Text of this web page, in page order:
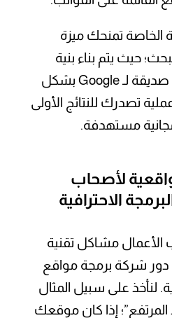
الخاصة تمنحك ميزة
حيث يتم بناء بنية
الموقع البرمجية لتكون صديقة لـ Google بشكل
تصدرك للنتائج الأولى
مستهدفة.
لأصحاب
الاحترافية
الأعمال مشاكل تقنية
دور شركة برمجة مواقع
لنأخذ على سبيل المثال
إذا كان موقعك